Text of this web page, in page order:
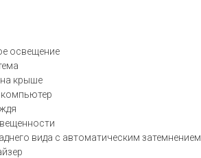
освещение
крыше
вида с автоматическим затемнением